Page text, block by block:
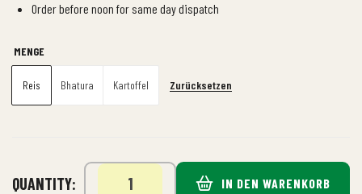
Order before noon for same day dispatch
MENGE
Reis Bhatura Kartoffel Zurücksetzen
QUANTITY: IN DEN WARENKORB